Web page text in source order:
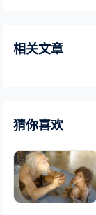
相关文章
猜你喜欢